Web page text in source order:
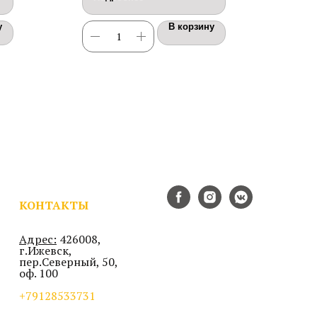
В корзину
КОНТАКТЫ
Адрес: 426008,
г.Ижевск,
пер.Северный, 50,
оф. 100
+79128533731